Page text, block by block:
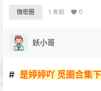
微密圈 1 年前 0
妖小哥
是婷婷吖 觅圈合集